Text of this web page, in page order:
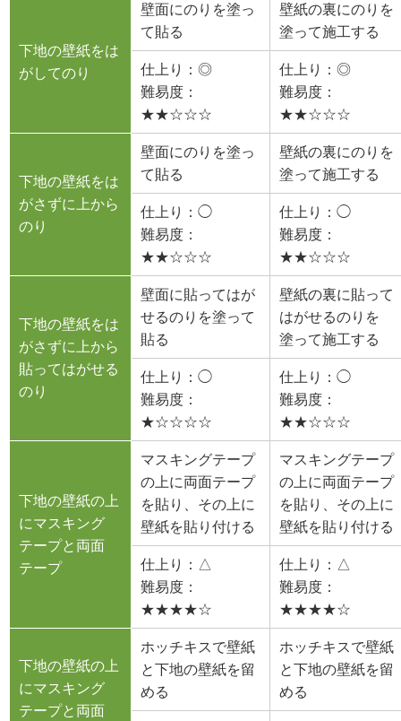
下地の壁紙をは
がしてのり
壁面にのりを塗っ
て貼る
壁紙の裏にのりを
塗って施工する
仕上り：◎
難易度：
★★☆☆☆
仕上り：◎
難易度：
★★☆☆☆
下地の壁紙をは
がさずに上から
のり
壁面にのりを塗っ
て貼る
壁紙の裏にのりを
塗って施工する
仕上り：◯
難易度：
★★☆☆☆
仕上り：◯
難易度：
★★☆☆☆
下地の壁紙をは
がさずに上から
貼ってはがせる
のり
壁面に貼ってはが
せるのりを塗って
貼る
壁紙の裏に貼って
はがせるのりを
塗って施工する
仕上り：◯
難易度：
★☆☆☆☆
仕上り：◯
難易度：
★★☆☆☆
下地の壁紙の上
にマスキング
テープと両面
テープ
マスキングテープ
の上に両面テープ
を貼り、その上に
壁紙を貼り付ける
マスキングテープ
の上に両面テープ
を貼り、その上に
壁紙を貼り付ける
仕上り：△
難易度：
★★★★☆
仕上り：△
難易度：
★★★★☆
下地の壁紙の上
にマスキング
テープと両面
ホッチキスで壁紙
と下地の壁紙を留
める
ホッチキスで壁紙
と下地の壁紙を留
める